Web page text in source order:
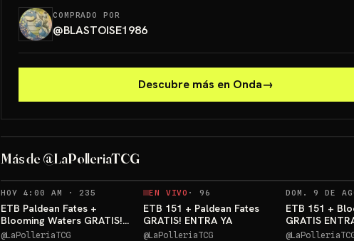
COMPRADO POR
@BLASTOISE1986
Descubre más en Onda→
Más de @LaPolleriaTCG
Sorteos: Blooming Waters GRATIS! +10 más→
HOY 4:00 AM ·235 RECORDATORIOS
ETB Paldean Fates +
Blooming Waters GRATIS!
ENTRA YA
@LaPolleriaTCG
EN VIVO · 96
ETB 151 + Paldean Fates
GRATIS! ENTRA YA
@LaPolleriaTCG
DOM. 9 DE
ETB 151 +
GRATIS
@